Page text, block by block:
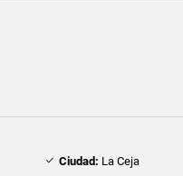
Ciudad: La Ceja